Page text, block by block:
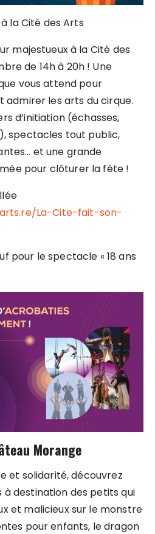
la Cité des Arts
majestueux à la Cité des
de 14h à 20h ! Une
vous attend pour
les arts du cirque.
d’initiation (échasses,
spectacles tout public,
et une grande
pour clôturer la fête !
La-Cite-fait-son-
pour le spectacle « 18 ans
Morange
et solidarité, découvrez
destination des petits qui
et malicieux sur le monstre
pour enfants, le dragon